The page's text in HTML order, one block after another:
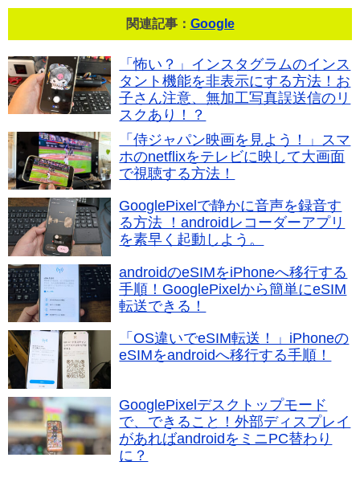
関連記事： Google
「怖い？」インスタグラムのインス
タント機能を非表示にする方法！お
子さん注意、無加工写真誤送信のリ
スクあり！？
「侍ジャパン映画を見よう！」スマ
ホのnetflixをテレビに映して大画面
で視聴する方法！
GooglePixelで静かに音声を録音す
る方法 ！androidレコーダーアプリ
を素早く起動しよう。
androidのeSIMをiPhoneへ移行する
手順！GooglePixelから簡単にeSIM
転送できる！
「OS違いでeSIM転送！」iPhoneの
eSIMをandroidへ移行する手順！
GooglePixelデスクトップモード
で、できること！外部ディスプレイ
があればandroidをミニPC替わり
に？